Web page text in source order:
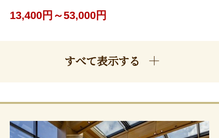
13,400円～53,000円
すべて表示する